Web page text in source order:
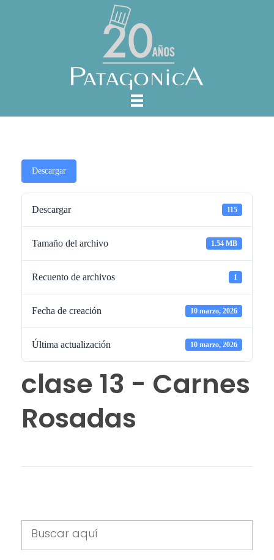
Descargar
Descargar 115
Tamaño del archivo 1.54 MB
Recuento de archivos 1
Fecha de creación 10 marzo, 2026
Última actualización 10 marzo, 2026
clase 13 - Carnes
Rosadas